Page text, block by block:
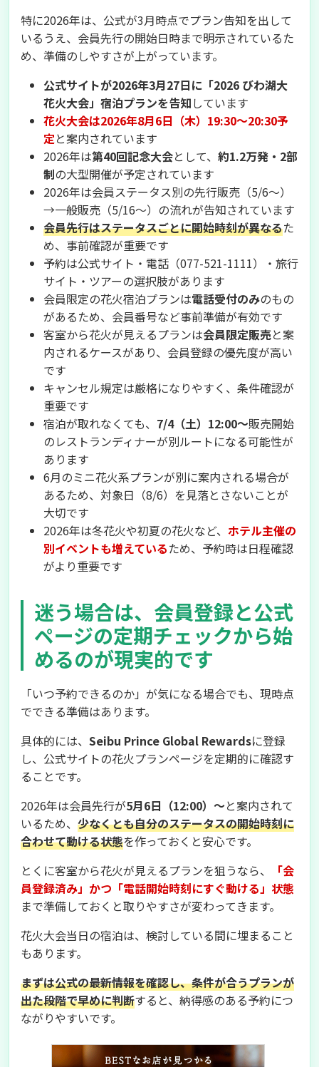
特に2026年は、公式が3月時点でプラン告知を出して
いるうえ、会員先行の開始日時まで明示されているた
め、準備のしやすさが上がっています。
公式サイトが2026年3月27日に「2026 びわ湖大
花火大会」宿泊プランを告知しています
花火大会は2026年8月6日（木）19:30〜20:30予
定と案内されています
2026年は第40回記念大会として、 約1.2万発・2部
制の大型開催が予定されています
2026年は会員ステータス別の先行販売（5/6〜）
→一般販売（5/16〜）の流れが告知されています
会員先行はステータスごとに開始時刻が異なるた
め、事前確認が重要です
予約は公式サイト・電話（077-521-1111）・旅行
サイト・ツアーの選択肢があります
会員限定の花火宿泊プランは電話受付のみのもの
があるため、会員番号など事前準備が有効です
客室から花火が見えるプランは会員限定販売と案
内されるケースがあり、会員登録の優先度が高い
です
キャンセル規定は厳格になりやすく、条件確認が
重要です
宿泊が取れなくても、 7/4（土）12:00〜販売開始
のレストランディナーが別ルートになる可能性が
あります
6月のミニ花火系プランが別に案内される場合が
あるため、対象日（8/6）を見落とさないことが
大切です
2026年は冬花火や初夏の花火など、 ホテル主催の
別イベントも増えているため、予約時は日程確認
がより重要です
迷う場合は、会員登録と公式
ページの定期チェックから始
めるのが現実的です
「いつ予約できるのか」が気になる場合でも、現時点
でできる準備はあります。
具体的には、 Seibu Prince Global Rewardsに登録
し、公式サイトの花火プランページを定期的に確認す
ることです。
2026年は会員先行が5月6日（12:00）〜と案内されて
いるため、 少なくとも自分のステータスの開始時刻に
合わせて動ける状態を作っておくと安心です。
とくに客室から花火が見えるプランを狙うなら、
「会
員登録済み」かつ「電話開始時刻にすぐ動ける」状態
まで準備しておくと取りやすさが変わってきます。
花火大会当日の宿泊は、検討している間に埋まること
もあります。
まずは公式の最新情報を確認し、条件が合うプランが
出た段階で早めに判断すると、納得感のある予約につ
ながりやすいです。